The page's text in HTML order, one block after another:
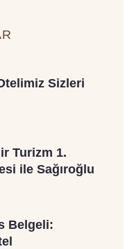
Sizleri
Turizm 1.
ile Sağıroğlu
Belgeli: